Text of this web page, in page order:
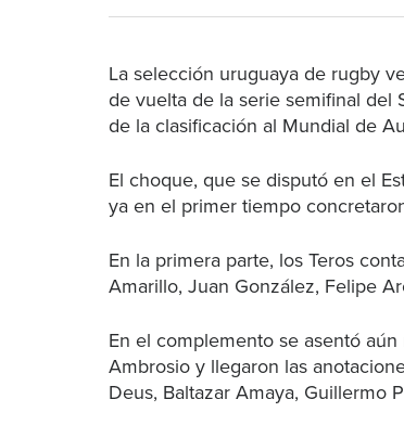
La selección uruguaya de rugby
de vuelta de la serie semifinal
de la clasificación al Mundial de
El choque, que se disputó en el
ya en el primer tiempo
En la primera parte, los Teros
Amarillo, Juan González, Felipe
En el complemento se asentó
Ambrosio y llegaron las
Deus, Baltazar Amaya, Guillermo